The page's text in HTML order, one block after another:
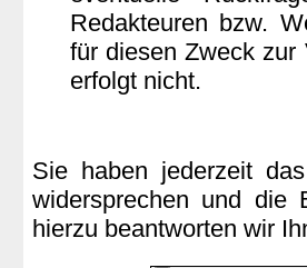
Redakteuren bzw.
für diesen Zweck zur
erfolgt nicht.
Sie haben jederzeit
widersprechen und die
hierzu beantworten wir